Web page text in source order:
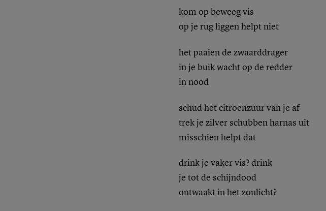
kom op beweeg vis
op je rug liggen helpt niet
het paaien de zwaarddrager
in je buik wacht op de redder
in nood
schud het citroenzuur van je af
trek je zilver schubben harnas uit
misschien helpt dat
drink je vaker vis? drink
je tot de schijndood
ontwaakt in het zonlicht?